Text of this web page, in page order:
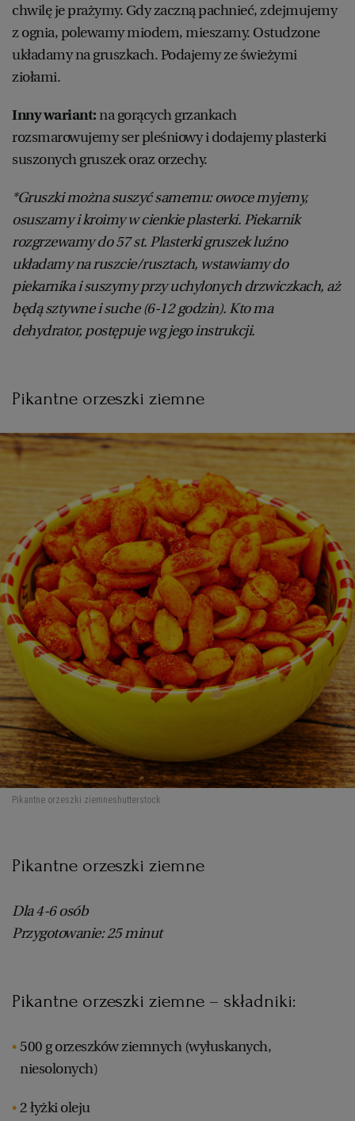
chwilę je prażymy. Gdy zaczną pachnieć, zdejmujemy
z ognia, polewamy miodem, mieszamy. Ostudzone
układamy na gruszkach. Podajemy ze świeżymi
ziołami.
Inny wariant:na gorących grzankach
rozsmarowujemy ser pleśniowy i dodajemy plasterki
suszonych gruszek oraz orzechy.
*Gruszki można suszyć samemu: owoce myjemy,
osuszamy i kroimy w cienkie plasterki. Piekarnik
rozgrzewamy do 57 st. Plasterki gruszek luźno
układamy na ruszcie/rusztach, wstawiamy do
piekarnika i suszymy przy uchylonych drzwiczkach, aż
będą sztywne i suche (6-12 godzin). Kto ma
dehydrator, postępuje wg jego instrukcji.
Pikantne orzeszki ziemne
Pikantne orzeszki ziemneshutterstock
Pikantne orzeszki ziemne
Dla 4-6 osób
Przygotowanie: 25 minut
Pikantne orzeszki ziemne – składniki:
500 g orzeszków ziemnych (wyłuskanych,
niesolonych)
2 łyżki oleju